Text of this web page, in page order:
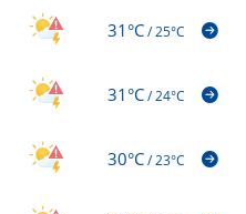
31°C/25°C
31°C/24°C
30°C/23°C